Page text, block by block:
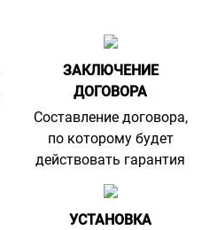
ЗАКЛЮЧЕНИЕ
ДОГОВОРА
Составление договора,
по которому будет
действовать гарантия
УСТАНОВКА